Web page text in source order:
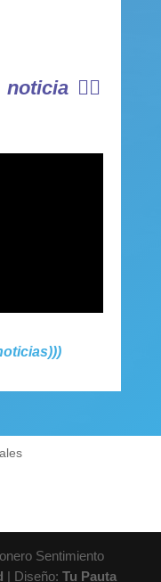
👇🏼
Sentimiento
| Diseño: Tu Pauta